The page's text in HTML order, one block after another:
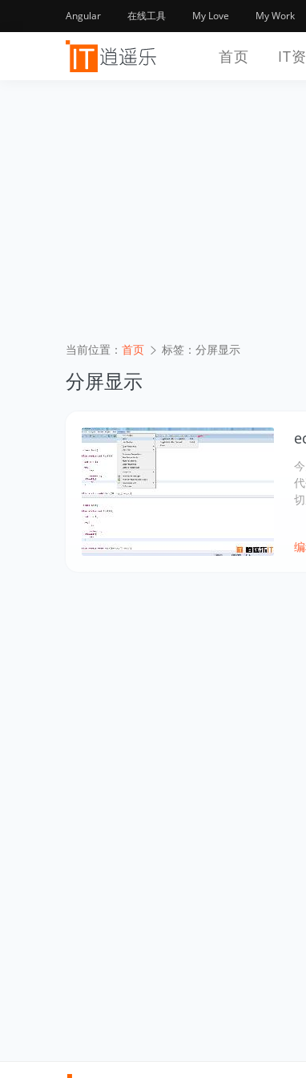
Angular 在线工具 My Love My Work
首页 IT
当前位置： 首页 标签：分屏显示
分屏显示